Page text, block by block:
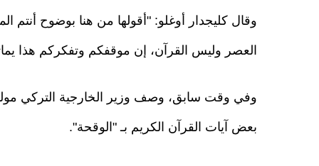
وقال كليجدار أوغلو: "أقولها من هنا بوضوح أنتم
العصر وليس القرآن، إن موقفكم وتفكركم هذا
وفي وقت سابق، وصف وزير الخارجية التركي
بعض آيات القرآن الكريم بـ "الوقحة".